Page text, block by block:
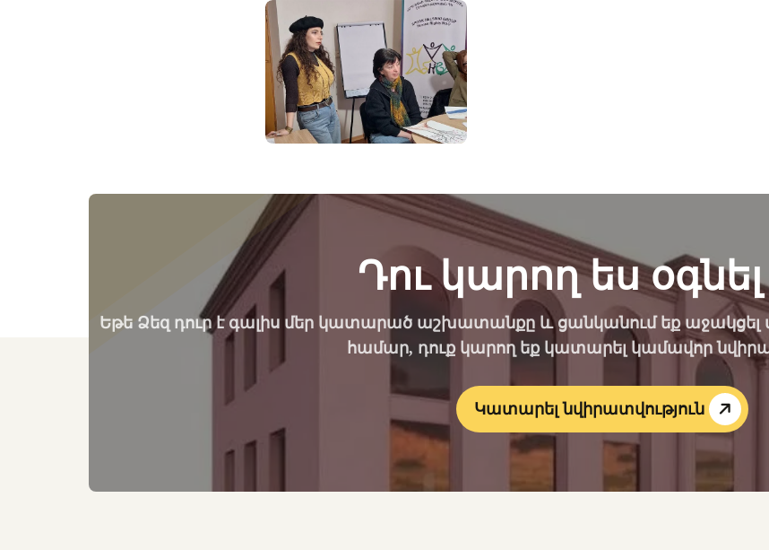
Դու կարող ես
Եթե Ձեզ դուր է գալիս մեր կատարած աշխատանքը և ցանկանում եք աջակցել
համար, դուք կարող եք կատարել կամավոր
Կատարել նվիրատվություն